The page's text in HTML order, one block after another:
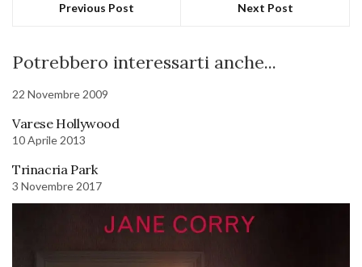
Previous Post Next Post
Potrebbero interessarti anche...
22 Novembre 2009
Varese Hollywood
10 Aprile 2013
Trinacria Park
3 Novembre 2017